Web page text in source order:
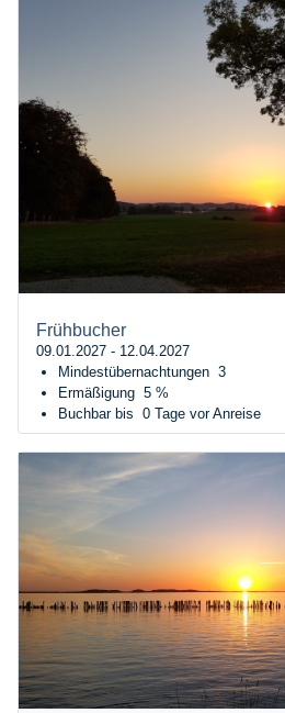
Frühbucher
09.01.2027 - 12.04.2027
Mindestübernachtungen 3
Ermäßigung 5 %
Buchbar bis 0 Tage vor Anreise